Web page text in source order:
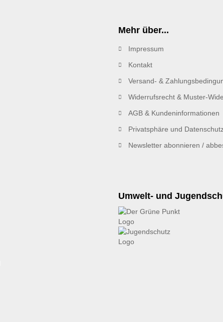
Mehr über...
Impressum
Kontakt
Versand- &
Widerrufsrecht & Muster-
AGB & Kundeninformationen
Privatsphäre und Datenschutz
Newsletter abonnieren /
Umwelt- und